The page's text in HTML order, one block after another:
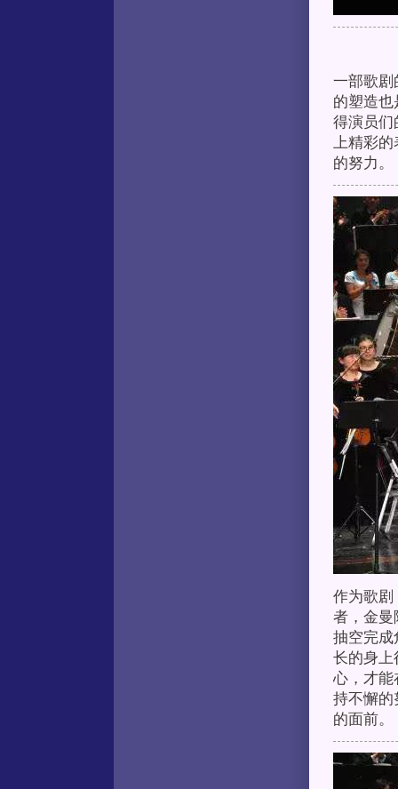
一部歌剧
的塑造
得演员们
上精彩的
的努力。
作为歌剧
者，金曼
抽空完成
长的身上
心，才能
持不懈的
的面前。